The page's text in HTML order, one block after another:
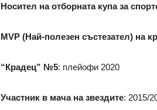
Носител на отборната купа за
MVP (Най-полезен състезател) на
“Крадец” №5: плейофи 2020
Участник в мача на звездите: 2015/